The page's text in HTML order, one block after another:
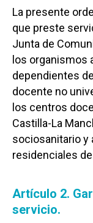
La presente
que preste
Junta de
los organismos
dependientes
docente no
los centros
Castilla-La
sociosanitario y
residenciales
Artículo 2.
servicio.